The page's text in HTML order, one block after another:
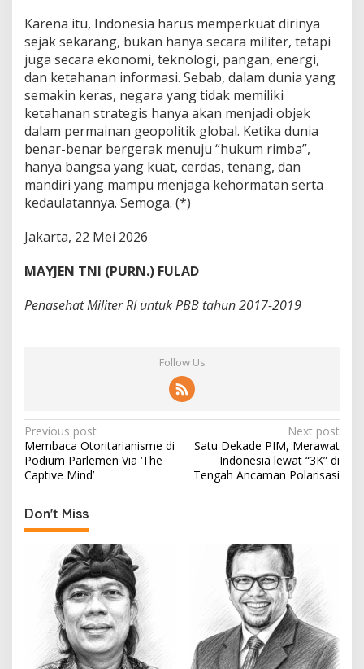
Karena itu, Indonesia harus memperkuat dirinya
sejak sekarang, bukan hanya secara militer, tetapi
juga secara ekonomi, teknologi, pangan, energi,
dan ketahanan informasi. Sebab, dalam dunia yang
semakin keras, negara yang tidak memiliki
ketahanan strategis hanya akan menjadi objek
dalam permainan geopolitik global. Ketika dunia
benar-benar bergerak menuju “hukum rimba”,
hanya bangsa yang kuat, cerdas, tenang, dan
mandiri yang mampu menjaga kehormatan serta
kedaulatannya. Semoga. (*)
Jakarta, 22 Mei 2026
MAYJEN TNI (PURN.) FULAD
Penasehat Militer RI untuk PBB tahun 2017-2019
Follow Us
P
o
s
t
n
Previous post
Membaca Otoritarianisme di
Podium Parlemen Via ‘The
Captive Mind’
Next post
Satu Dekade PIM, Merawat
Indonesia lewat “3K” di
Tengah Ancaman Polarisasi
Don't Miss